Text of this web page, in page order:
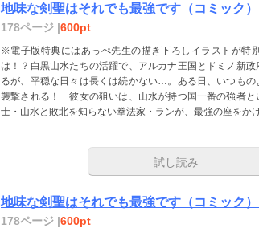
地味な剣聖はそれでも最強です（コミック
178ページ |600pt
※電子版特典にはあっぺ先生の描き下ろしイラストが特
は！？白黒山水たちの活躍で、アルカナ王国とドミノ新
るが、平穏な日々は長くは続かない…。ある日、いつも
襲撃される！ 彼女の狙いは、山水が持つ国一番の強者と
士・山水と敗北を知らない拳法家・ランが、最強の座をか
試し読み
地味な剣聖はそれでも最強です（コミック
178ページ |600pt